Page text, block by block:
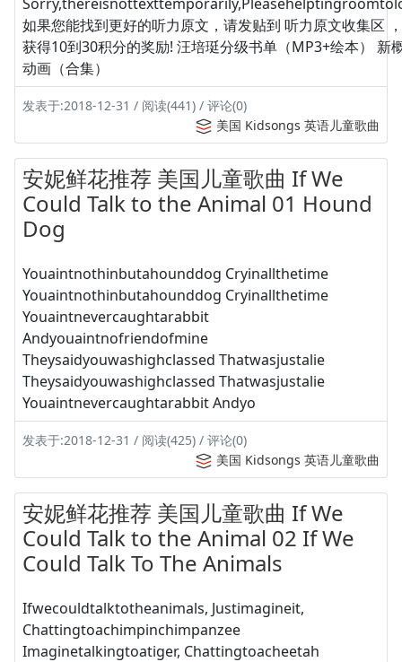
如果您能找到更好的听力原文，请发贴到 听力原文收集区
获得10到30积分的奖励! 汪培珽分级书单（MP3+绘本） 新
动画（合集）
发表于:2018-12-31 / 阅读(441) / 评论(0)
美国 Kidsongs 英语儿童歌曲
安妮鲜花推荐 美国儿童歌曲 If We
Could Talk to the Animal 01 Hound
Dog
Youaintnothinbutahounddog Cryinallthetime
Youaintnothinbutahounddog Cryinallthetime
Youaintnevercaughtarabbit
Andyouaintnofriendofmine
Theysaidyouwashighclassed Thatwasjustalie
Theysaidyouwashighclassed Thatwasjustalie
Youaintnevercaughtarabbit Andyo
发表于:2018-12-31 / 阅读(425) / 评论(0)
美国 Kidsongs 英语儿童歌曲
安妮鲜花推荐 美国儿童歌曲 If We
Could Talk to the Animal 02 If We
Could Talk To The Animals
Ifwecouldtalktotheanimals, Justimagineit,
Chattingtoachimpinchimpanzee
Imaginetalkingtoatiger, Chattingtoacheetah